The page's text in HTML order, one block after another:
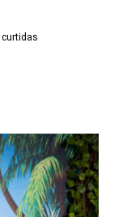
curtidas